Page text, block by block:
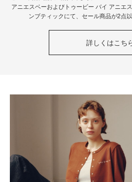
アニエスベーおよびトゥービー バイ アニエ
ンブティックにて、セール商品が2点
詳しくはこち